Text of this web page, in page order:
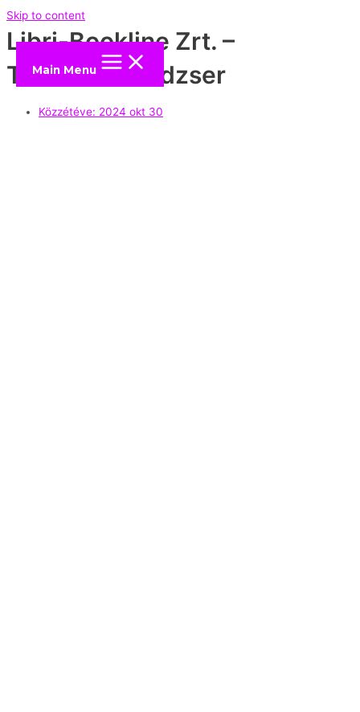
Skip to content
Main Menu
Libri-Bookline Zrt. –
Termékmenedzser
Közzétéve: 2024 okt 30